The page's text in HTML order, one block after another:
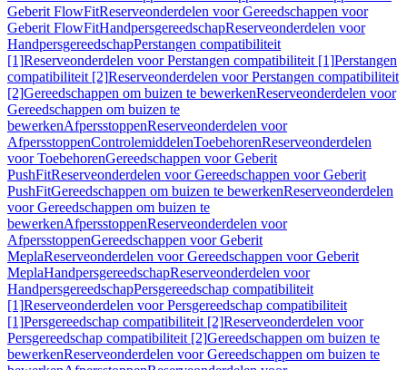
Geberit FlowFitReserveonderdelen voor Gereedschappen voor
Geberit FlowFitHandpersgereedschapReserveonderdelen voor
HandpersgereedschapPerstangen compatibiliteit
[1]Reserveonderdelen voor Perstangen compatibiliteit [1]Perstangen
compatibiliteit [2]Reserveonderdelen voor Perstangen compatibiliteit
[2]Gereedschappen om buizen te bewerkenReserveonderdelen voor
Gereedschappen om buizen te
bewerkenAfpersstoppenReserveonderdelen voor
AfpersstoppenControlemiddelenToebehorenReserveonderdelen
voor ToebehorenGereedschappen voor Geberit
PushFitReserveonderdelen voor Gereedschappen voor Geberit
PushFitGereedschappen om buizen te bewerkenReserveonderdelen
voor Gereedschappen om buizen te
bewerkenAfpersstoppenReserveonderdelen voor
AfpersstoppenGereedschappen voor Geberit
MeplaReserveonderdelen voor Gereedschappen voor Geberit
MeplaHandpersgereedschapReserveonderdelen voor
HandpersgereedschapPersgereedschap compatibiliteit
[1]Reserveonderdelen voor Persgereedschap compatibiliteit
[1]Persgereedschap compatibiliteit [2]Reserveonderdelen voor
Persgereedschap compatibiliteit [2]Gereedschappen om buizen te
bewerkenReserveonderdelen voor Gereedschappen om buizen te